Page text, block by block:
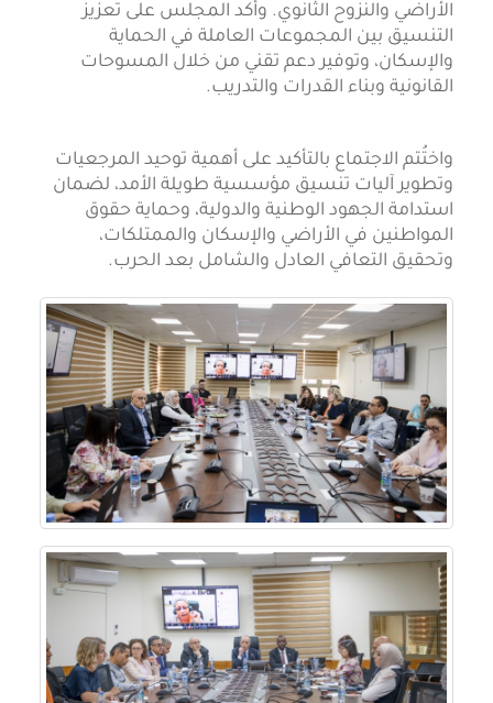
الأراضي والنزوح الثانوي. وأكد المجلس على تعزيز
التنسيق بين المجموعات العاملة في الحماية
والإسكان، وتوفير دعم تقني من خلال المسوحات
القانونية وبناء القدرات والتدريب.
واختُتم الاجتماع بالتأكيد على أهمية توحيد المرجعيات
وتطوير آليات تنسيق مؤسسية طويلة الأمد، لضمان
استدامة الجهود الوطنية والدولية، وحماية حقوق
المواطنين في الأراضي والإسكان والممتلكات،
وتحقيق التعافي العادل والشامل بعد الحرب.